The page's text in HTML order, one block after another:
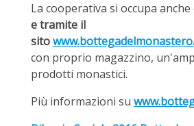
La cooperativa si occupa anche
e tramite il
sito
con proprio magazzino,
prodotti monastici.
Più informazioni su